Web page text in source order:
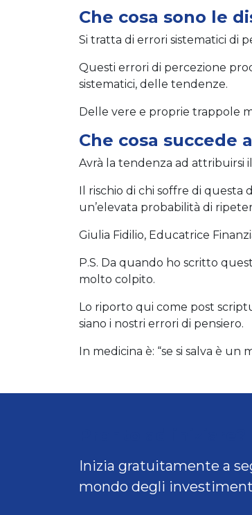
Che cosa sono le
Si tratta di errori sistematici di
Questi errori di percezione
sistematici, delle tendenze.
Delle vere e proprie trappole
Che cosa
Avrà la tendenza ad attribuirsi
Il rischio di chi soffre di questa
un’elevata probabilità di
Giulia Fidilio, Educatrice
P.S. Da quando ho scritto
molto colpito.
Lo riporto qui come post
siano i nostri errori di pensiero.
In medicina è: “se si salva è un
Inizia gratuitamente a
mondo degli